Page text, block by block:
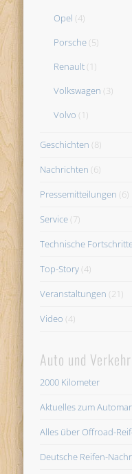
Opel (4)
Porsche (5)
Renault (1)
Volkswagen (3)
Volvo (1)
Geschichten (8)
Nachrichten (6)
Pressemitteilungen (6)
Service (7)
Technische
Top-Story (4)
Veranstaltungen (21)
Video (4)
Auto und Verkehr
2000 Kilometer
Aktuelles zum
Alles über Offroad-
Deutsche Reifen-